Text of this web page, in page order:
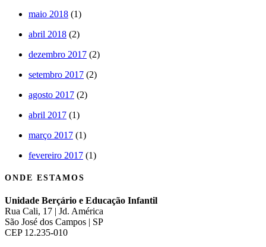
maio 2018 (1)
abril 2018 (2)
dezembro 2017 (2)
setembro 2017 (2)
agosto 2017 (2)
abril 2017 (1)
março 2017 (1)
fevereiro 2017 (1)
ONDE ESTAMOS
Unidade Berçário e Educação Infantil
Rua Cali, 17 | Jd. América
São José dos Campos | SP
CEP 12.235-010